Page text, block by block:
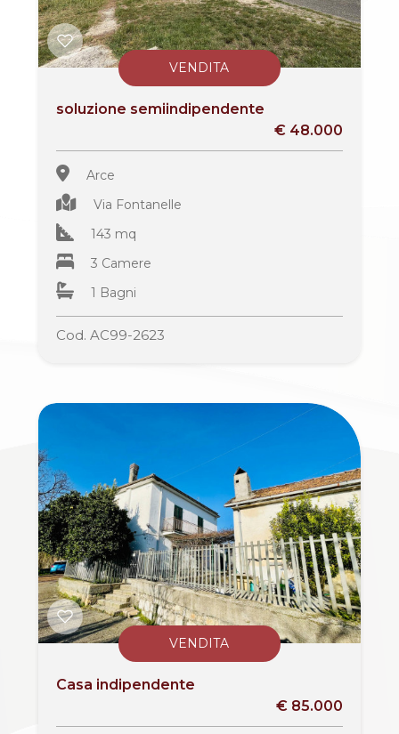
VENDITA
soluzione semiindipendente
€ 48.000
Arce
Via Fontanelle
143 mq
3 Camere
1 Bagni
Cod. AC99-2623
VENDITA
Casa indipendente
€ 85.000
Locali
minimi
2
3
4
5
Bagni